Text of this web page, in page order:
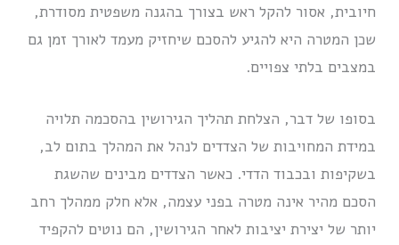
חיובית, אסור להקל ראש בצורך בהגנה משפטית מסודרת,
שכן המטרה היא להגיע להסכם שיחזיק מעמד לאורך זמן גם
במצבים בלתי צפויים.
בסופו של דבר, הצלחת תהליך הגירושין בהסכמה תלויה
במידת המחויבות של הצדדים לנהל את המהלך בתום לב,
בשקיפות ובכבוד הדדי. כאשר הצדדים מבינים שהשגת
הסכם מהיר אינה מטרה בפני עצמה, אלא חלק ממהלך רחב
יותר של יצירת יציבות לאחר הגירושין, הם נוטים להקפיד